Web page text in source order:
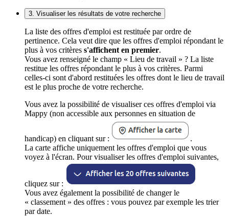
3. Visualiser les résultats de votre recherche
La liste des offres d'emploi est restituée par ordre de
pertinence. Cela veut dire que les offres d'emploi répondant le
plus à vos critères s'affichent en premier.
Vous avez renseigné le champ « Lieu de travail » ? La liste
restitue les offres répondant le plus à vos critères. Parmi
celles-ci sont d'abord restituées les offres dont le lieu de travail
est le plus proche de votre recherche.
Vous avez la possibilité de visualiser ces offres d'emploi via
Mappy (non accessible aux personnes en situation de
handicap) en cliquant sur :
.
La carte affiche uniquement les offres d'emploi que vous
voyez à l'écran. Pour visualiser les offres d'emploi suivantes,
cliquez sur :
Vous avez également la possibilité de changer le
« classement » des offres : vous pouvez par exemple les trier
par date.